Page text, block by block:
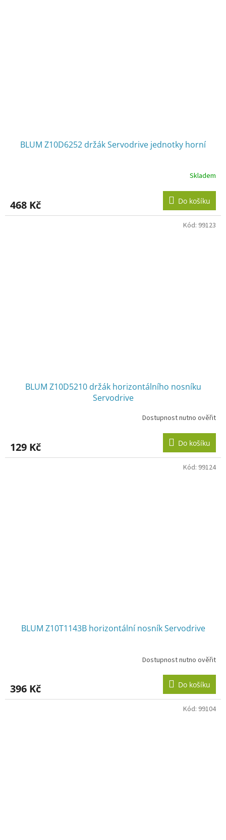
BLUM Z10D6252 držák Servodrive jednotky horní
Skladem
468 Kč Do košíku
BLUM Z10D5210 držák horizontálního nosníku
Servodrive
Dostupnost nutno ověřit
129 Kč Do košíku
Kód: 99123
BLUM Z10T1143B horizontální nosník Servodrive
Dostupnost nutno ověřit
396 Kč Do košíku
Kód: 99124
Kód: 99104